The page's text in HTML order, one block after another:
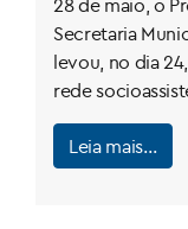
Secretaria
levou, no dia
rede
Leia mais…